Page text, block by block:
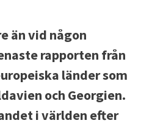
än vid någon
rapporten från
länder som
och Georgien.
i världen efter